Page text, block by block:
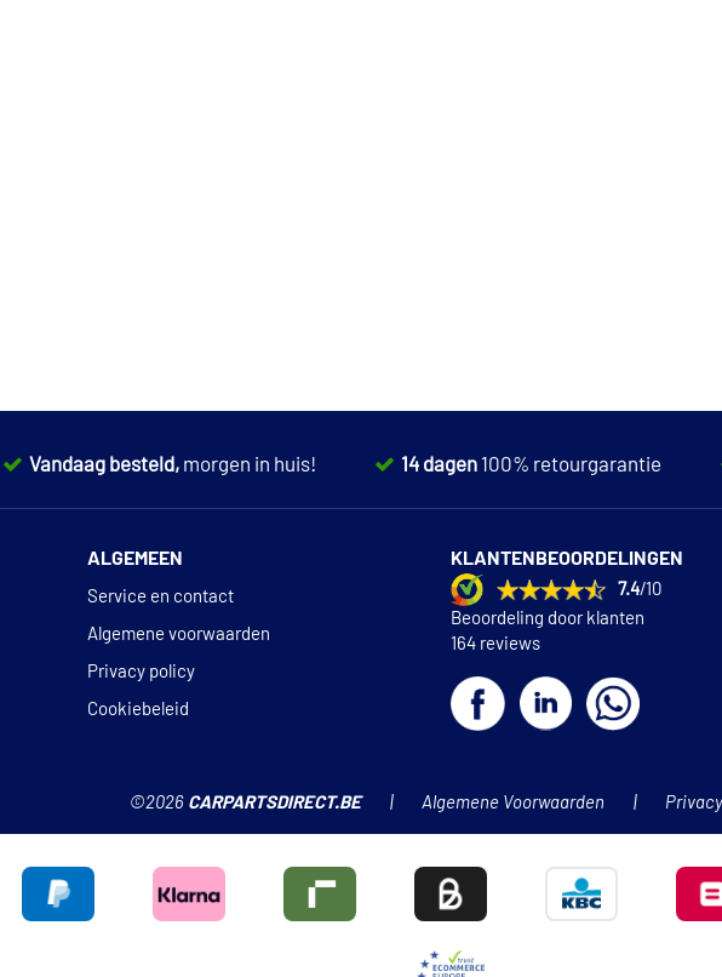
Vandaag besteld, morgen in huis! 14 dagen 100% retourgarantie
ALGEMEEN
Service en contact
Algemene voorwaarden
Privacy policy
Cookiebeleid
KLANTENBEOORDELINGEN
7.4/10
Beoordeling door klanten
164 reviews
©2026 CARPARTSDIRECT.BE Algemene Voorwaarden